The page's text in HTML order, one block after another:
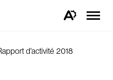
Ouvrez
d'accessibilité.
la
d'activité 2018